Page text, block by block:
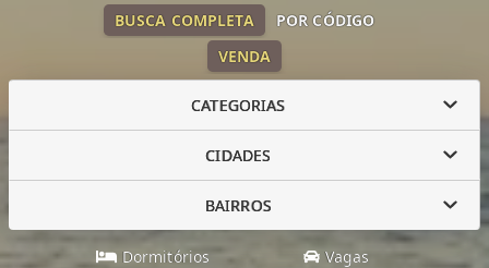
VENDA
BUSCA COMPLETA POR CÓDIGO
CATEGORIAS
CIDADES
BAIRROS
Dormitórios Vagas